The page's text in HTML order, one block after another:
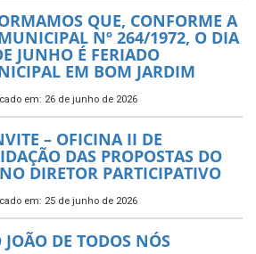
QUE, CONFORME A
Nº 264/1972, O DIA
JUNHO É FERIADO
EM BOM JARDIM
em: 26 de junho de 2026
– OFICINA II DE
DAS PROPOSTAS DO
DIRETOR PARTICIPATIVO
em: 25 de junho de 2026
JOÃO DE TODOS NÓS